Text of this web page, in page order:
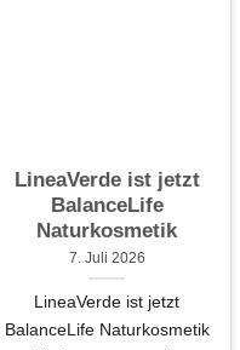
LineaVerde ist jetzt
BalanceLife
Naturkosmetik
7. Juli 2026
LineaVerde ist jetzt
BalanceLife Naturkosmetik